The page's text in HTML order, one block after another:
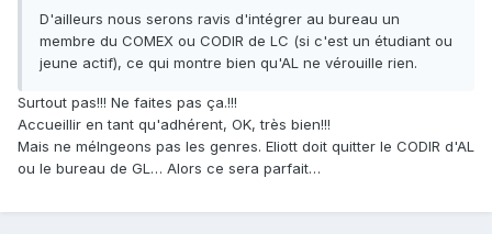
D'ailleurs nous serons ravis d'intégrer au bureau un
membre du COMEX ou CODIR de LC (si c'est un étudiant ou
jeune actif), ce qui montre bien qu'AL ne vérouille rien.
Surtout pas!!! Ne faites pas ça.!!!
Accueillir en tant qu'adhérent, OK, très bien!!!
Mais ne mélngeons pas les genres. Eliott doit quitter le CODIR d'AL
ou le bureau de GL… Alors ce sera parfait…